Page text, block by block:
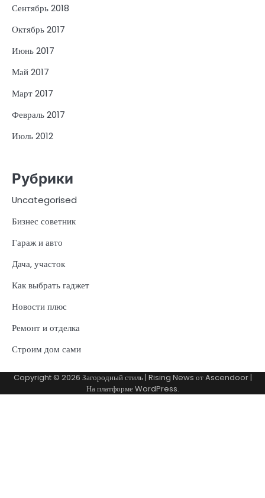
Сентябрь 2018
Октябрь 2017
Июнь 2017
Май 2017
Март 2017
Февраль 2017
Июль 2012
Рубрики
Uncategorised
Бизнес советник
Гараж и авто
Дача, участок
Как выбрать гаджет
Новости плюс
Ремонт и отделка
Строим дом сами
Copyright © 2026 Загородный стиль| Rising News отAscendoor|
На платформеWordPress.